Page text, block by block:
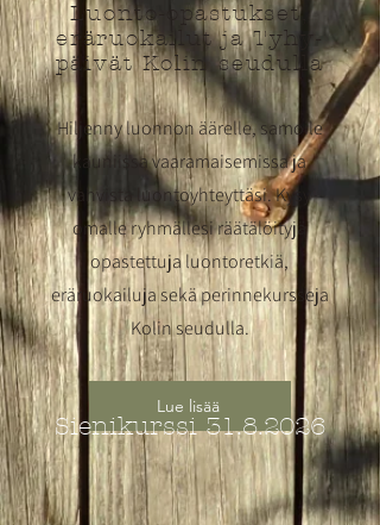
Luonto-opastukset,
eräruokailut ja Tyhy-
päivät Kolin seudulla
Hiljenny luonnon äärelle, samoile
kauniissa vaaramaisemissa ja
vahvista luontoyhteyttäsi. Kysy
omalle ryhmällesi räätälöityjä
opastettuja luontoretkiä,
eräruokailuja sekä perinnekursseja
Kolin seudulla.
Lue lisää
Sienikurssi31.8.2026